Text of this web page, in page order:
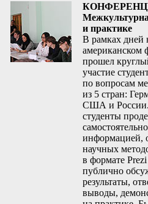
и практике
В рамках дней
американском
прошел
участие
по вопросам
из 5 стран:
США и России.
студенты
информацией,
научных
в формате
публично
результаты,
выводы,